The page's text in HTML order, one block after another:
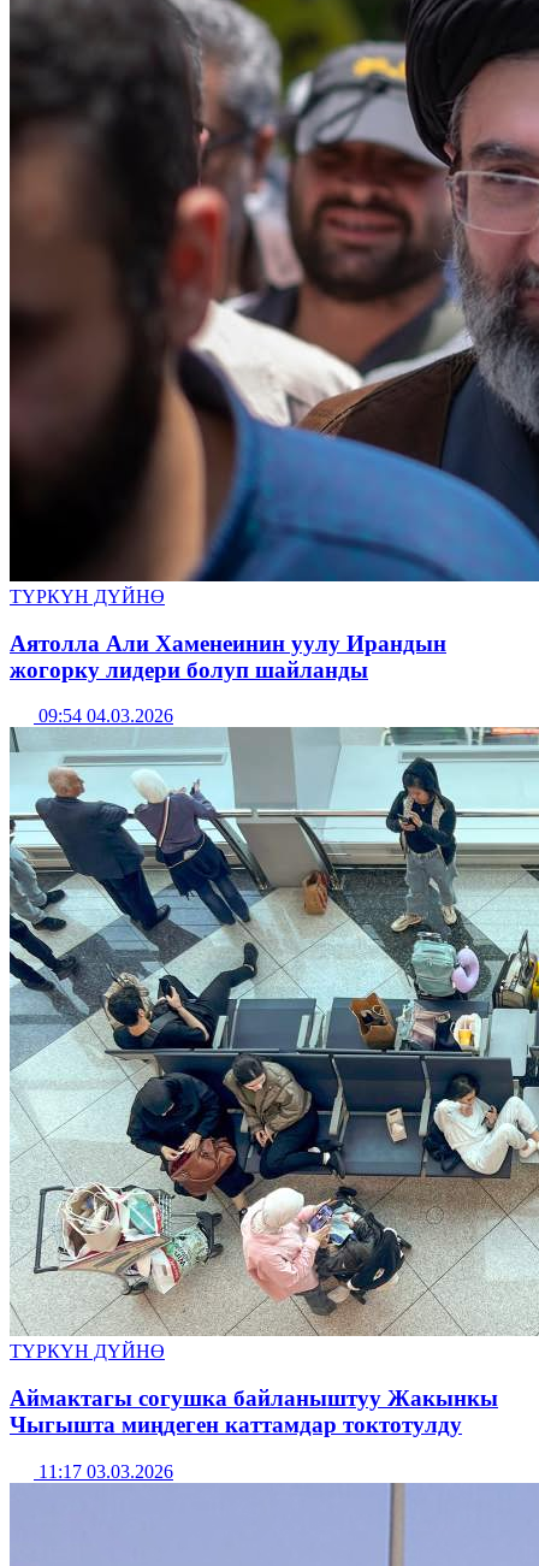
ТҮРКҮН ДҮЙНӨ
Аятолла Али Хаменеинин уулу Ирандын
жогорку лидери болуп шайланды
09:54 04.03.2026
ТҮРКҮН ДҮЙНӨ
Аймактагы согушка байланыштуу Жакынкы
Чыгышта миңдеген каттамдар токтотулду
11:17 03.03.2026